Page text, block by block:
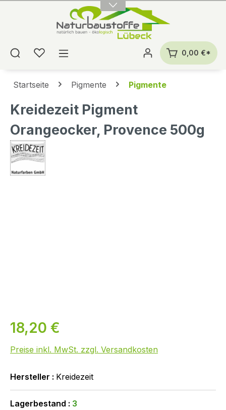
0,00 €*
Startseite Pigmente Pigmente
Kreidezeit Pigment
Orangeocker, Provence 500g
18,20 €
Preise inkl. MwSt. zzgl. Versandkosten
Hersteller : Kreidezeit
Lagerbestand : 3